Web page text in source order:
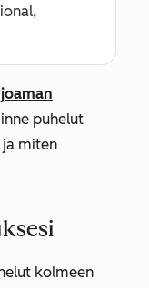
puhelut
miten
kolmeen